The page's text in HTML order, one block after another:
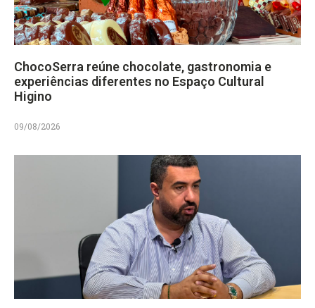
ChocoSerra reúne chocolate, gastronomia e
experiências diferentes no Espaço Cultural
Higino
09/08/2026